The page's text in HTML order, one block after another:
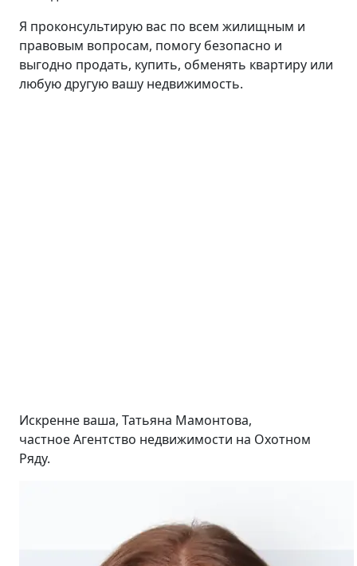
Я проконсультирую вас по всем жилищным и
правовым вопросам, помогу безопасно и
выгодно продать, купить, обменять квартиру или
любую другую вашу недвижимость.
Искренне ваша, Татьяна Мамонтова,
частное Агентство недвижимости на Охотном
Ряду.